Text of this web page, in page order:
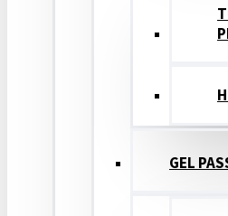
GEL